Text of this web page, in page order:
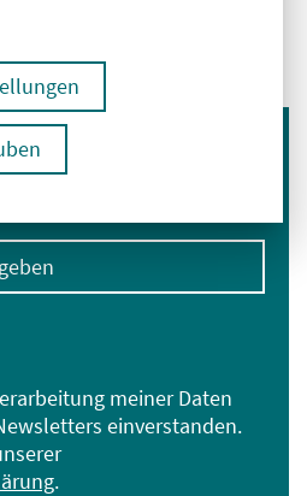
bleiben
meiner Daten
einverstanden.
.